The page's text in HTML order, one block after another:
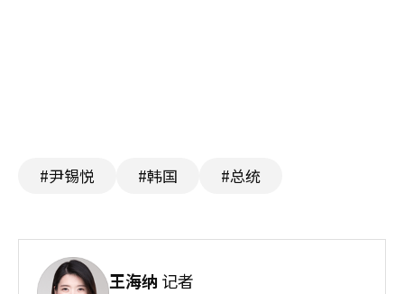
#尹锡悦 #韩国 #总统
王海纳 记者